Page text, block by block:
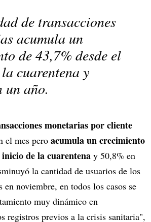
de transacciones
acumula un
de 43,7% desde el
cuarentena y
un año.
monetarias por cliente
el mes pero acumula un crecimiento
de la cuarentena y 50,8% en
la cantidad de usuarios de los
en noviembre, en todos los casos se
muy dinámico en
registros previos a la crisis sanitaria",